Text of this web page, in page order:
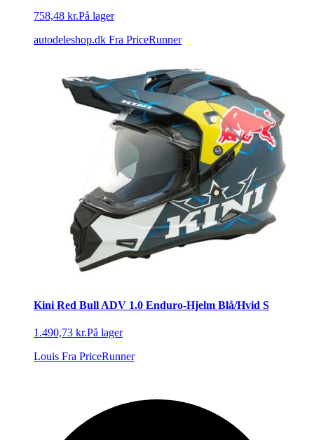
758,48 kr.På lager
autodeleshop.dk Fra PriceRunner
Kini Red Bull ADV 1.0 Enduro-Hjelm Blå/Hvid S
1.490,73 kr.På lager
Louis Fra PriceRunner